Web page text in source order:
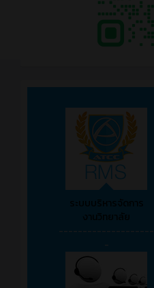
ระบบบริหารจัดการ
งานวิทยาลัย
--------------------
-